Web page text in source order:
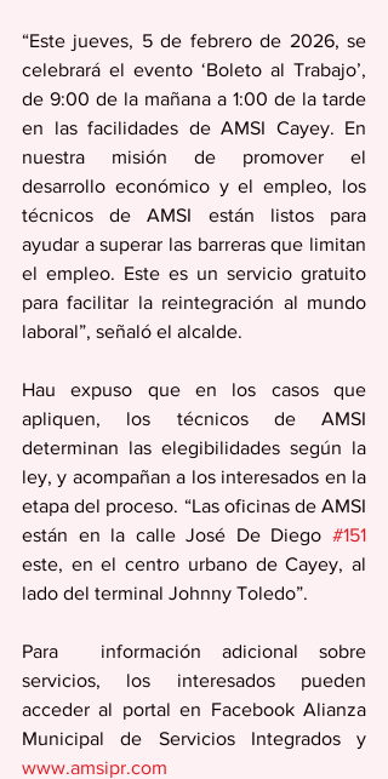
“Este jueves, 5 de febrero de 2026, se
celebrará el evento ‘Boleto al Trabajo’,
de 9:00 de la mañana a 1:00 de la tarde
en las facilidades de AMSI Cayey. En
nuestra misión de promover el
desarrollo económico y el empleo, los
técnicos de AMSI están listos para
ayudar a superar las barreras que limitan
el empleo. Este es un servicio gratuito
para facilitar la reintegración al mundo
laboral”, señaló el alcalde.
Hau expuso que en los casos que
apliquen, los técnicos de AMSI
determinan las elegibilidades según la
ley, y acompañan a los interesados en la
etapa del proceso. “Las oficinas de AMSI
están en la calle José De Diego #151
este, en el centro urbano de Cayey, al
lado del terminal Johnny Toledo”.
Para  información adicional sobre
servicios, los interesados pueden
acceder al portal en Facebook Alianza
www.amsipr.com